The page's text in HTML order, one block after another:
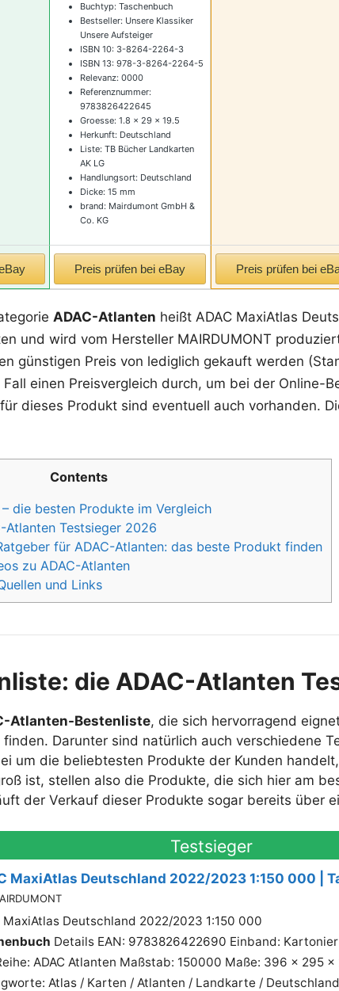
Buchtyp: Taschenbuch
Bestseller: Unsere Klassiker
Unsere Aufsteiger
ISBN 10: 3-8264-2264-3
ISBN 13: 978-3-8264-2264-5
Relevanz: 0000
Referenznummer:
9783826422645
Groesse: 1.8 x 29 x 19.5
Herkunft: Deutschland
Liste: TB Bücher Landkarten
AK LG
Handlungsort: Deutschland
Dicke: 15 mm
brand: Mairdumont GmbH &
Co. KG
Preis prüfen bei eBay Preis prüfen bei
ADAC-Atlanten heißt ADAC MaxiAtlas
und wird vom Hersteller MAIRDUMONT
günstigen Preis von lediglich gekauft werden
einen Preisvergleich durch, um bei der Online-
dieses Produkt sind eventuell auch vorhanden.
Contents
die besten Produkte im Vergleich
Atlanten Testsieger 2026
für ADAC-Atlanten: das beste Produkt finden
zu ADAC-Atlanten
und Links
die ADAC-Atlanten
Atlanten-Bestenliste, die sich hervorragend
Darunter sind natürlich auch verschiedene
um die beliebtesten Produkte der Kunden
ist, stellen also die Produkte, die sich hier am
der Verkauf dieser Produkte sogar bereits über
Testsieger
MaxiAtlas Deutschland 2022/2023 1:150 000 |
MaxiAtlas Deutschland 2022/2023 1:150 000
Details EAN: 9783826422690 Einband:
ADAC Atlanten Maßstab: 150000 Maße: 396 x 295 x
Atlas / Karten / Atlanten / Landkarte /